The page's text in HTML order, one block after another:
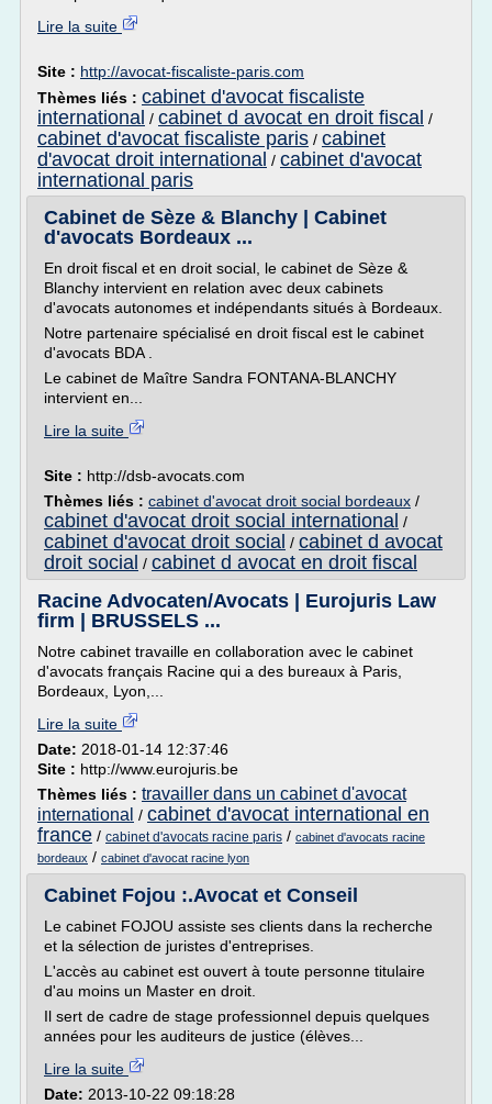
Lire la suite
Site : http://avocat-fiscaliste-paris.com
Thèmes liés : cabinet d'avocat fiscaliste
international / cabinet d avocat en droit fiscal /
cabinet d'avocat fiscaliste paris / cabinet
d'avocat droit international / cabinet d'avocat
international paris
Cabinet de Sèze & Blanchy | Cabinet
d'avocats Bordeaux ...
En droit fiscal et en droit social, le cabinet de Sèze &
Blanchy intervient en relation avec deux cabinets
d'avocats autonomes et indépendants situés à Bordeaux.
Notre partenaire spécialisé en droit fiscal est le cabinet
d'avocats BDA .
Le cabinet de Maître Sandra FONTANA-BLANCHY
intervient en...
Lire la suite
Site : http://dsb-avocats.com
Thèmes liés : cabinet d'avocat droit social bordeaux /
cabinet d'avocat droit social international /
cabinet d'avocat droit social / cabinet d avocat
droit social / cabinet d avocat en droit fiscal
Racine Advocaten/Avocats | Eurojuris Law
firm | BRUSSELS ...
Notre cabinet travaille en collaboration avec le cabinet
d'avocats français Racine qui a des bureaux à Paris,
Bordeaux, Lyon,...
Lire la suite
Date: 2018-01-14 12:37:46
Site : http://www.eurojuris.be
Thèmes liés : travailler dans un cabinet d'avocat
international / cabinet d'avocat international en
france / cabinet d'avocats racine paris / cabinet d'avocats racine
bordeaux / cabinet d'avocat racine lyon
Cabinet Fojou :.Avocat et Conseil
Le cabinet FOJOU assiste ses clients dans la recherche
et la sélection de juristes d'entreprises.
L'accès au cabinet est ouvert à toute personne titulaire
d'au moins un Master en droit.
Il sert de cadre de stage professionnel depuis quelques
années pour les auditeurs de justice (élèves...
Lire la suite
Date: 2013-10-22 09:18:28